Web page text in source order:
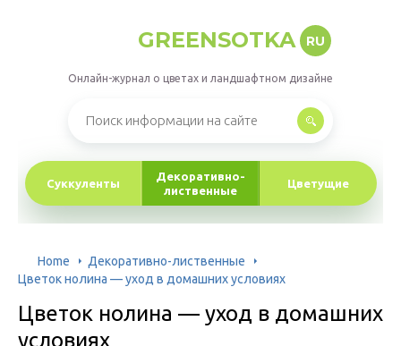
GREENSOTKA RU
Онлайн-журнал о цветах и ландшафтном дизайне
Суккуленты
Декоративно-
лиственные
Цветущие
Home
Декоративно-лиственные
Цветок нолина — уход в домашних условиях
Цветок нолина — уход в домашних
условиях